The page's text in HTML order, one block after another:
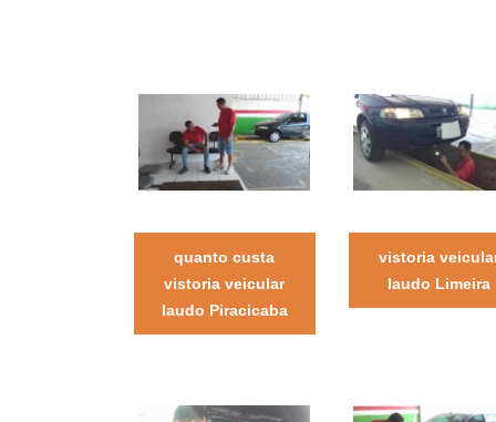
quanto custa
vistoria veicular
laudo Piracicaba
vistoria
laudo Limeira